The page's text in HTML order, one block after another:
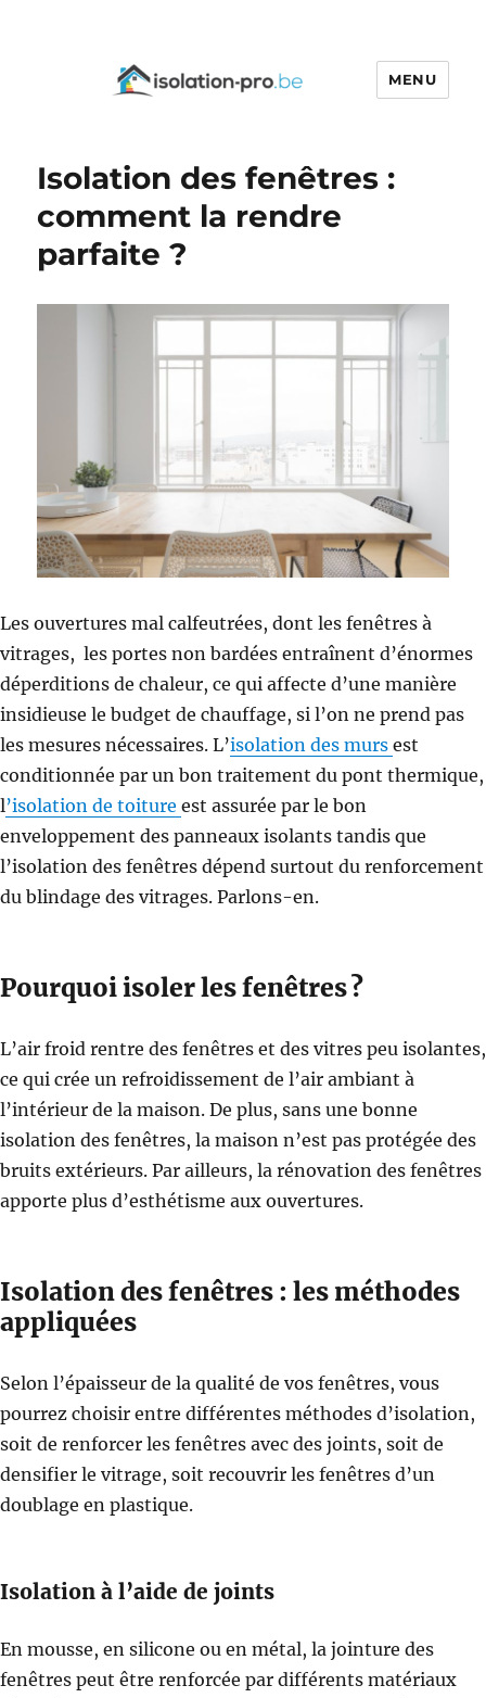
MENU
Isolation des fenêtres :
comment la rendre
parfaite ?
Les ouvertures mal calfeutrées, dont les fenêtres à
vitrages, les portes non bardées entraînent d’énormes
déperditions de chaleur, ce qui affecte d’une manière
insidieuse le budget de chauffage, si l’on ne prend pas
les mesures nécessaires. L’isolation des murs est
conditionnée par un bon traitement du pont thermique,
l’isolation de toiture est assurée par le bon
enveloppement des panneaux isolants tandis que
l’isolation des fenêtres dépend surtout du renforcement
du blindage des vitrages. Parlons-en.
Pourquoi isoler les fenêtres ?
L’air froid rentre des fenêtres et des vitres peu isolantes,
ce qui crée un refroidissement de l’air ambiant à
l’intérieur de la maison. De plus, sans une bonne
isolation des fenêtres, la maison n’est pas protégée des
bruits extérieurs. Par ailleurs, la rénovation des fenêtres
apporte plus d’esthétisme aux ouvertures.
Isolation des fenêtres : les méthodes
appliquées
Selon l’épaisseur de la qualité de vos fenêtres, vous
pourrez choisir entre différentes méthodes d’isolation,
soit de renforcer les fenêtres avec des joints, soit de
densifier le vitrage, soit recouvrir les fenêtres d’un
doublage en plastique.
Isolation à l’aide de joints
En mousse, en silicone ou en métal, la jointure des
fenêtres peut être renforcée par différents matériaux